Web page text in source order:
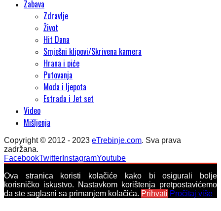
Zabava
Zdravlje
Život
Hit Dana
Smješni klipovi/Skrivena kamera
Hrana i piće
Putovanja
Moda i ljepota
Estrada i Jet set
Video
Mišljenja
Copyright © 2012 - 2023 eTrebinje.com. Sva prava
zadržana.
FacebookTwitter InstagramYoutube
Ova stranica koristi kolačiće kako bi osigurali bolje
korisničko iskustvo. Nastavkom korištenja pretpostavićemo
da ste saglasni sa primanjem kolačića. Prihvati Pročitaj više